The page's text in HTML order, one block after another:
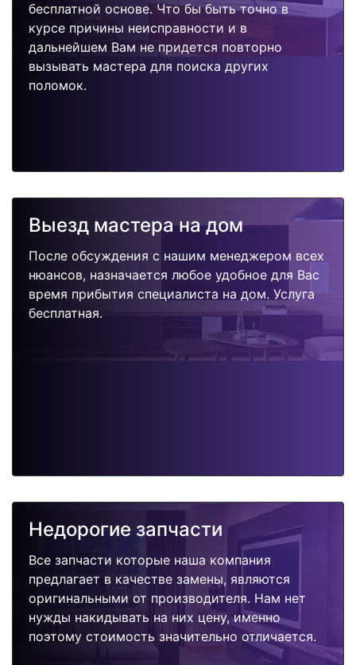
бесплатной основе. Что бы быть точно в
курсе причины неисправности и в
дальнейшем Вам не придется повторно
вызывать мастера для поиска других
поломок.
Выезд мастера на дом
После обсуждения с нашим менеджером всех
нюансов, назначается любое удобное для Вас
время прибытия специалиста на дом. Услуга
бесплатная.
Недорогие запчасти
Все запчасти которые наша компания
предлагает в качестве замены, являются
оригинальными от производителя. Нам нет
нужды накидывать на них цену, именно
поэтому стоимость значительно отличается.